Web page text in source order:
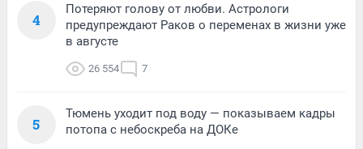
4
Потеряют голову от любви. Астрологи
предупреждают Раков о переменах в жизни уже
в августе
26 554 7
5
Тюмень уходит под воду — показываем кадры
потопа с небоскреба на ДОКе